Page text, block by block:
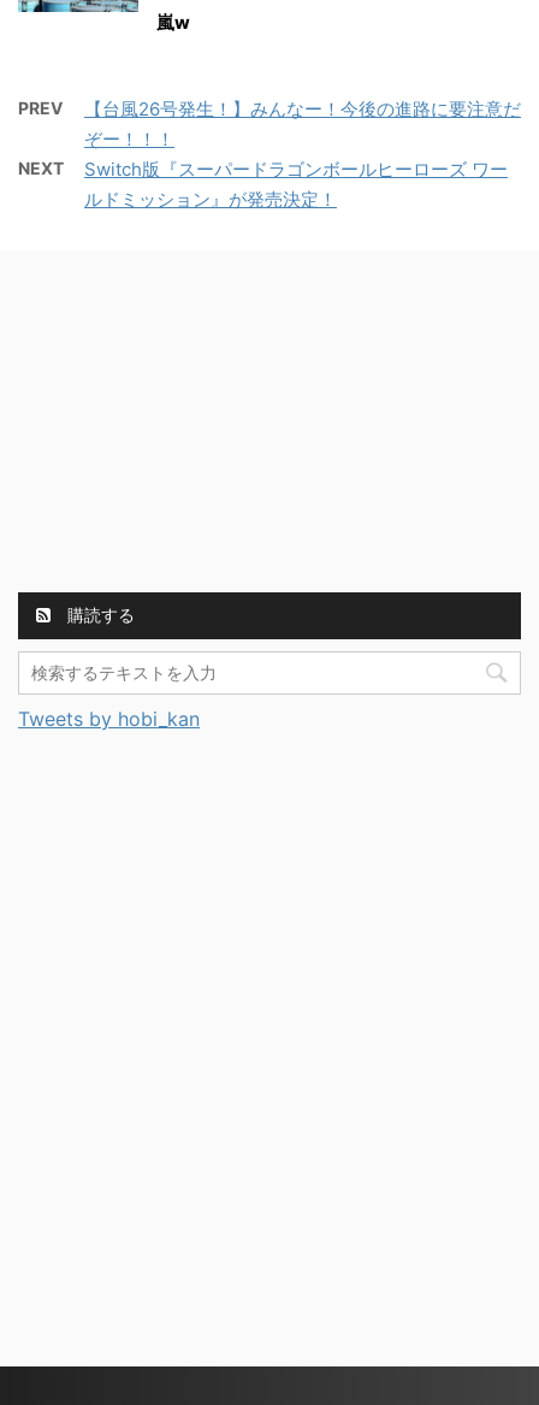
嵐w
PREV
【台風26号発生！】みんなー！今後の進路に要注意だ
ぞー！！！
NEXT
Switch版『スーパードラゴンボールヒーローズ ワー
ルドミッション』が発売決定！
購読する
Tweets by hobi_kan